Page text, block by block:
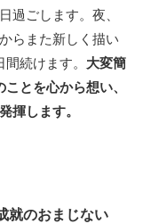
過ごします。夜、
らまた新しく描い
続けます。 大変簡
とを心から想い、
揮します。
就のおまじない